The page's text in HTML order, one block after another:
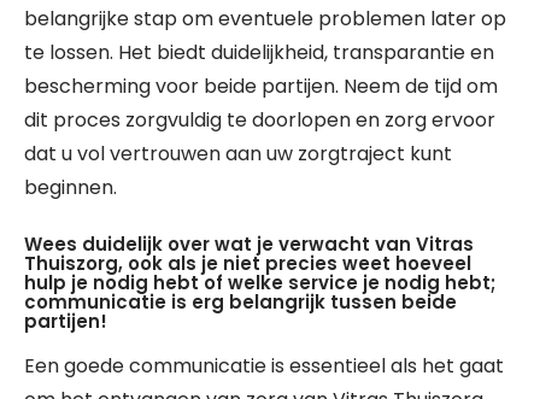
belangrijke stap om eventuele problemen later op
te lossen. Het biedt duidelijkheid, transparantie en
bescherming voor beide partijen. Neem de tijd om
dit proces zorgvuldig te doorlopen en zorg ervoor
dat u vol vertrouwen aan uw zorgtraject kunt
beginnen.
Wees duidelijk over wat je verwacht van Vitras
Thuiszorg, ook als je niet precies weet hoeveel
hulp je nodig hebt of welke service je nodig hebt;
communicatie is erg belangrijk tussen beide
partijen!
Een goede communicatie is essentieel als het gaat